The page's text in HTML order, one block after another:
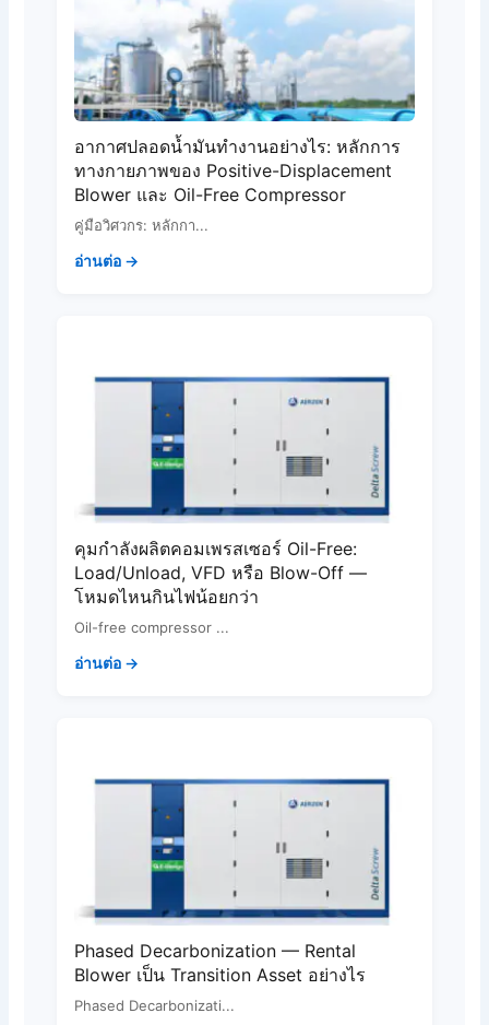
อากาศปลอดน้ำมันทำงานอย่างไร: หลักการ
ทางกายภาพของ Positive-Displacement
Blower และ Oil-Free Compressor
คู่มือวิศวกร: หลักกา...
อ่านต่อ →
คุมกำลังผลิตคอมเพรสเซอร์ Oil-Free:
Load/Unload, VFD หรือ Blow-Off —
โหมดไหนกินไฟน้อยกว่า
Oil-free compressor ...
อ่านต่อ →
Phased Decarbonization — Rental
Blower เป็น Transition Asset อย่างไร
Phased Decarbonizati...